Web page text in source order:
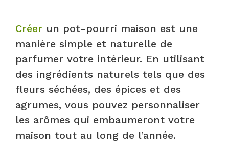
Créer un pot-pourri maison est une
manière simple et naturelle de
parfumer votre intérieur. En utilisant
des ingrédients naturels tels que des
fleurs séchées, des épices et des
agrumes, vous pouvez personnaliser
les arômes qui embaumeront votre
maison tout au long de l’année.